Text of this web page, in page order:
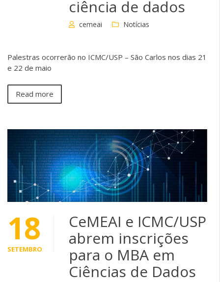
ciência de dados
cemeai Notícias
Palestras ocorrerão no ICMC/USP – São Carlos nos dias 21
e 22 de maio
Read more
18
SETEMBRO
CeMEAI e ICMC/USP
abrem inscrições
para o MBA em
Ciências de Dados